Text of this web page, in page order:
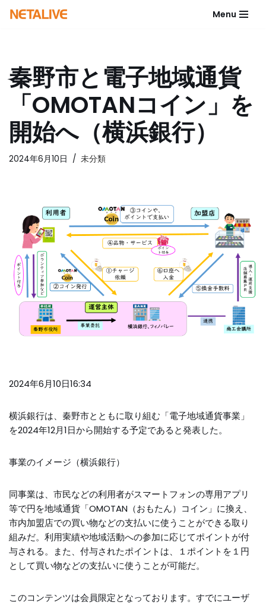
ン
ツ
キ
ッ
プ
Menu
秦野市と電子地域通貨
「OMOTANコイン」を
開始へ（横浜銀行）
2024年6月10日 未分類
2024年6月10日16:34
横浜銀行は、秦野市とともに取り組む「電子地域通貨事業」
を2024年12月1日から開始する予定であると発表した。
事業のイメージ（横浜銀行）
同事業は、市民などの利用者がスマートフォンの専用アプリ
等で円を地域通貨「OMOTAN（おもたん）コイン」に換え、
市内加盟店での買い物などの支払いに使うことができる取り
組みだ。利用実績や地域活動への参加に応じてポイントが付
与される。また、付与されたポイントは、１ポイントを１円
として買い物などの支払いに使うことが可能だ。
このコンテンツは会員限定となっております。すでにユーザ